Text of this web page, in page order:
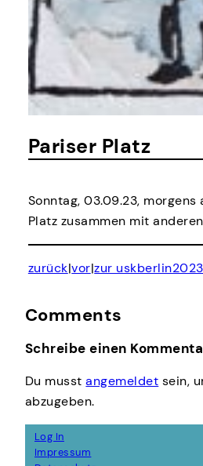
Pariser Platz
Sonntag, 03.09.23, morgens
Platz zusammen mit
zurück|vor|zur
Comments
Schreibe einen
Du musstangemeldet sein,
abzugeben.
Log In
Impressum